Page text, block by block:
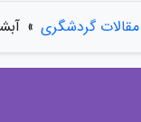
مقالات گردشگری »